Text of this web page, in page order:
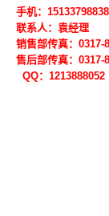
手机：15133798838
联系人：袁经理
销售部传真：0317-
售后部传真：0317-
QQ：1213888052